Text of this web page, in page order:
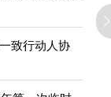
致行动人协